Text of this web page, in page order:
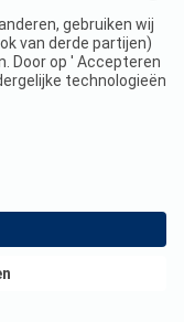
voor jezelf met een
Village Le
uitzicht,
adembenemende
te voet of op de